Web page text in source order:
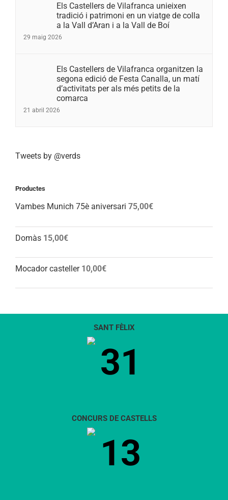
Els Castellers de Vilafranca unieixen
tradició i patrimoni en un viatge de colla
a la Vall d’Aran i a la Vall de Boí
29 maig 2026
Els Castellers de Vilafranca organitzen la
segona edició de Festa Canalla, un matí
d’activitats per als més petits de la
comarca
21 abril 2026
Tweets by @verds
Productes
Vambes Munich 75è aniversari 75,00€
Domàs 15,00€
Mocador casteller 10,00€
SANT FÈLIX
31
CONCURS DE CASTELLS
13